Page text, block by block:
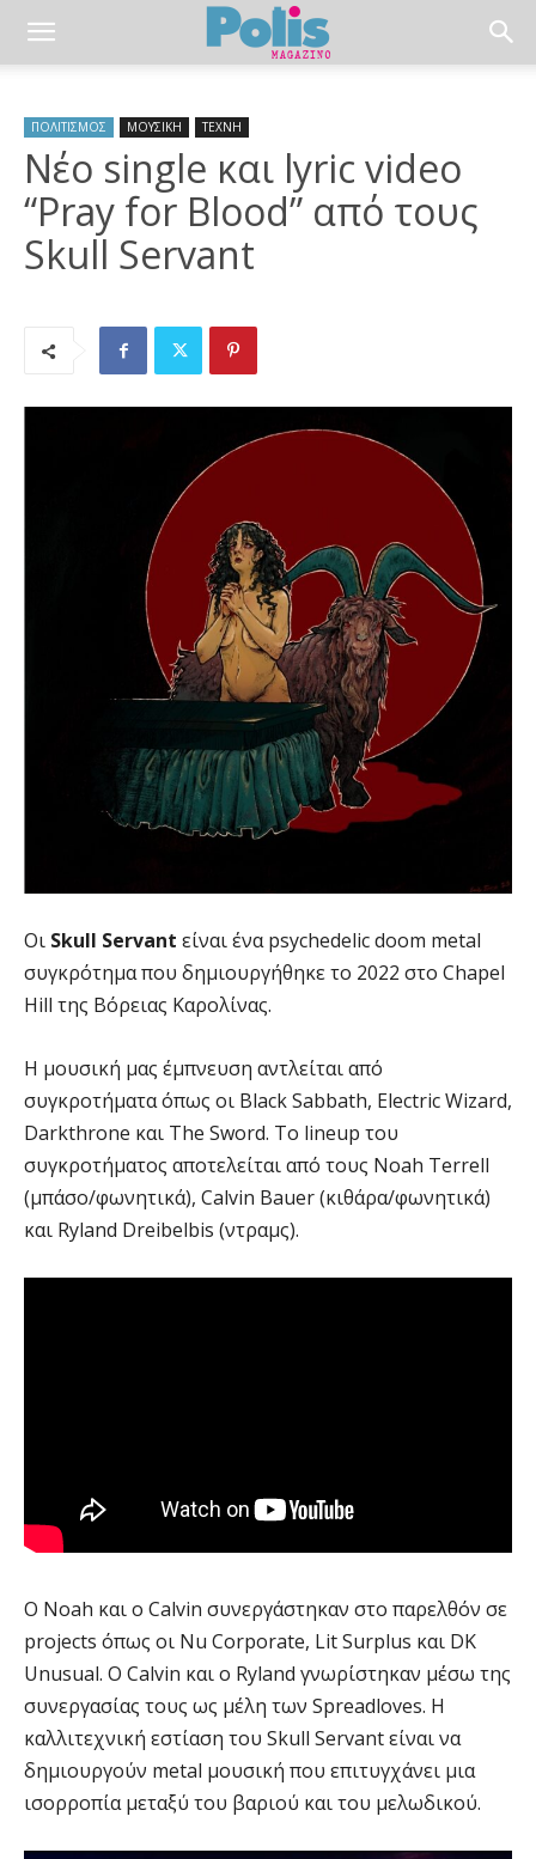
ΠΟΛΙΤΙΣΜΟΣ ΜΟΥΣΙΚΗ ΤΕΧΝΗ
Nέο single και lyric video
“Pray for Blood” από τους
Skull Servant
Οι Skull Servant είναι ένα psychedelic doom metal
συγκρότημα που δημιουργήθηκε το 2022 στο Chapel
Hill της Βόρειας Καρολίνας.
Η μουσική μας έμπνευση αντλείται από
συγκροτήματα όπως οι Black Sabbath, Electric Wizard,
Darkthrone και The Sword. Το lineup του
συγκροτήματος αποτελείται από τους Noah Terrell
(μπάσο/φωνητικά), Calvin Bauer (κιθάρα/φωνητικά)
και Ryland Dreibelbis (ντραμς).
Ο Noah και ο Calvin συνεργάστηκαν στο παρελθόν σε
projects όπως οι Nu Corporate, Lit Surplus και DK
Unusual. Ο Calvin και ο Ryland γνωρίστηκαν μέσω της
συνεργασίας τους ως μέλη των Spreadloves. Η
καλλιτεχνική εστίαση του Skull Servant είναι να
δημιουργούν metal μουσική που επιτυγχάνει μια
ισορροπία μεταξύ του βαριού και του μελωδικού.